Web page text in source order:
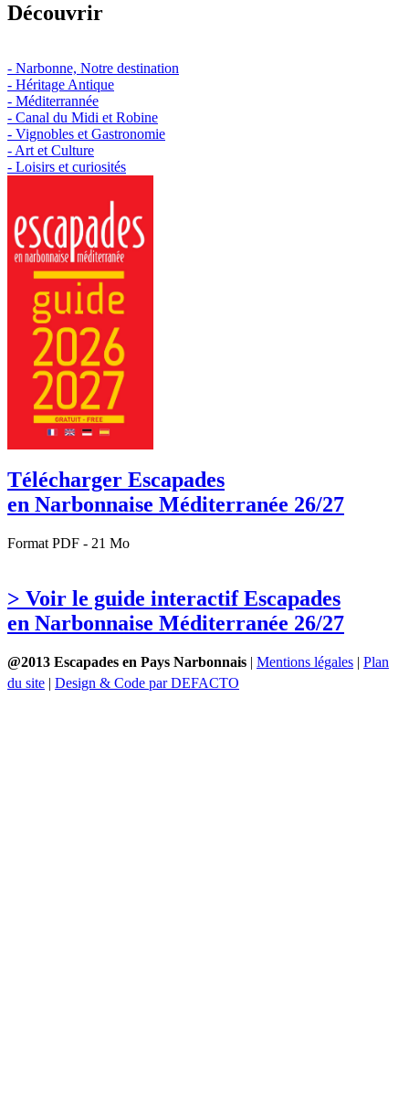
Découvrir
- Narbonne, Notre destination
- Héritage Antique
- Méditerrannée
- Canal du Midi et Robine
- Vignobles et Gastronomie
- Art et Culture
- Loisirs et curiosités
Télécharger Escapades
en Narbonnaise Méditerranée 26/27
Format PDF - 21 Mo
> Voir le guide interactif Escapades
en Narbonnaise Méditerranée 26/27
@2013 Escapades en Pays Narbonnais | Mentions légales | Plan
du site | Design & Code par DEFACTO